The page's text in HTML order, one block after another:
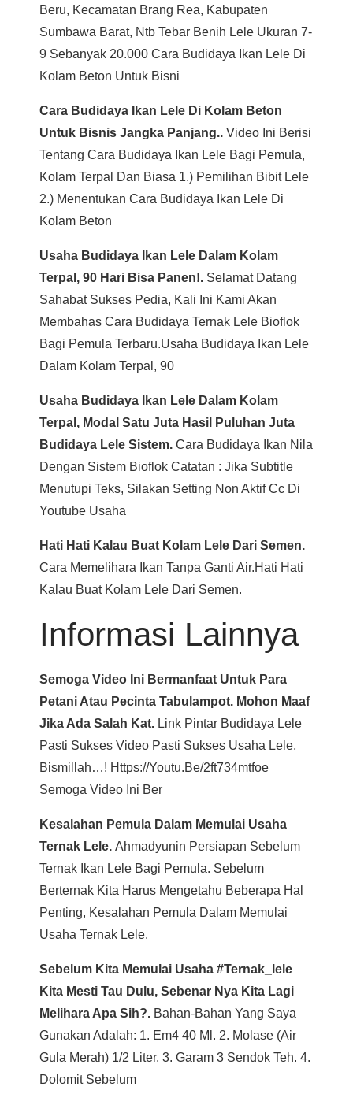
Beru, Kecamatan Brang Rea, Kabupaten
Sumbawa Barat, Ntb Tebar Benih Lele Ukuran 7-
9 Sebanyak 20.000 Cara Budidaya Ikan Lele Di
Kolam Beton Untuk Bisni
Cara Budidaya Ikan Lele Di Kolam Beton
Untuk Bisnis Jangka Panjang.. Video Ini Berisi
Tentang Cara Budidaya Ikan Lele Bagi Pemula,
Kolam Terpal Dan Biasa 1.) Pemilihan Bibit Lele
2.) Menentukan Cara Budidaya Ikan Lele Di
Kolam Beton
Usaha Budidaya Ikan Lele Dalam Kolam
Terpal, 90 Hari Bisa Panen!. Selamat Datang
Sahabat Sukses Pedia, Kali Ini Kami Akan
Membahas Cara Budidaya Ternak Lele Bioflok
Bagi Pemula Terbaru.usaha Budidaya Ikan Lele
Dalam Kolam Terpal, 90
Usaha Budidaya Ikan Lele Dalam Kolam
Terpal, Modal Satu Juta Hasil Puluhan Juta
Budidaya Lele Sistem. Cara Budidaya Ikan Nila
Dengan Sistem Bioflok Catatan : Jika Subtitle
Menutupi Teks, Silakan Setting Non Aktif Cc Di
Youtube Usaha
Hati Hati Kalau Buat Kolam Lele Dari Semen.
Cara Memelihara Ikan Tanpa Ganti Air.hati Hati
Kalau Buat Kolam Lele Dari Semen.
Informasi Lainnya
Semoga Video Ini Bermanfaat Untuk Para
Petani Atau Pecinta Tabulampot. Mohon Maaf
Jika Ada Salah Kat. Link Pintar Budidaya Lele
Pasti Sukses Video Pasti Sukses Usaha Lele,
Bismillah…! Https://youtu.be/2ft734mtfoe
Semoga Video Ini Ber
Kesalahan Pemula Dalam Memulai Usaha
Ternak Lele. Ahmadyunin Persiapan Sebelum
Ternak Ikan Lele Bagi Pemula. Sebelum
Berternak Kita Harus Mengetahu Beberapa Hal
Penting, Kesalahan Pemula Dalam Memulai
Usaha Ternak Lele.
Sebelum Kita Memulai Usaha #ternak_lele
Kita Mesti Tau Dulu, Sebenar Nya Kita Lagi
Melihara Apa Sih?. Bahan-Bahan Yang Saya
Gunakan Adalah: 1. Em4 40 Ml. 2. Molase (air
Gula Merah) 1/2 Liter. 3. Garam 3 Sendok Teh. 4.
Dolomit Sebelum